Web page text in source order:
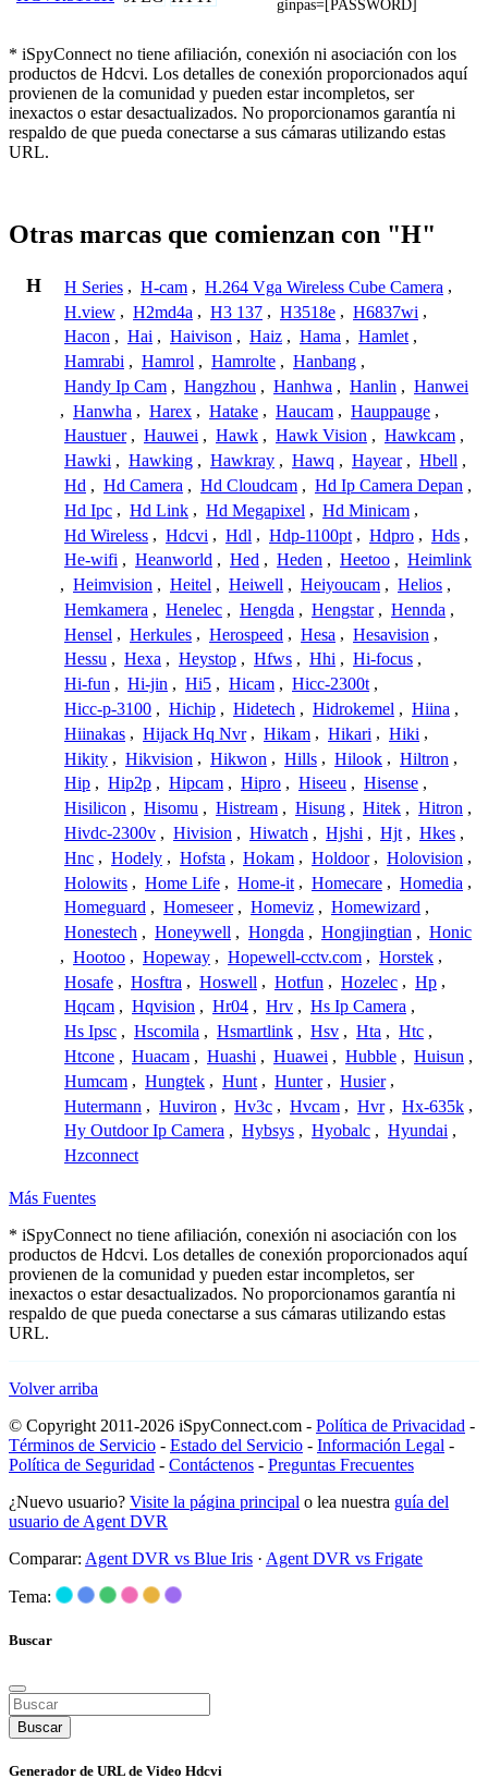
ginpas=[PASSWORD]
* iSpyConnect no tiene afiliación, conexión ni asociación con los
productos de Hdcvi. Los detalles de conexión proporcionados aquí
provienen de la comunidad y pueden estar incompletos, ser
inexactos o estar desactualizados. No proporcionamos garantía ni
respaldo de que pueda conectarse a sus cámaras utilizando estas
URL.
Otras marcas que comienzan con "H"
H H Series , H-cam , H.264 Vga Wireless Cube Camera ,
H.view , H2md4a , H3 137 , H3518e , H6837wi ,
Hacon , Hai , Haivison , Haiz , Hama , Hamlet ,
Hamrabi , Hamrol , Hamrolte , Hanbang ,
Handy Ip Cam , Hangzhou , Hanhwa , Hanlin , Hanwei
, Hanwha , Harex , Hatake , Haucam , Hauppauge ,
Haustuer , Hauwei , Hawk , Hawk Vision , Hawkcam ,
Hawki , Hawking , Hawkray , Hawq , Hayear , Hbell ,
Hd , Hd Camera , Hd Cloudcam , Hd Ip Camera Depan ,
Hd Ipc , Hd Link , Hd Megapixel , Hd Minicam ,
Hd Wireless , Hdcvi , Hdl , Hdp-1100pt , Hdpro , Hds ,
He-wifi , Heanworld , Hed , Heden , Heetoo , Heimlink
, Heimvision , Heitel , Heiwell , Heiyoucam , Helios ,
Hemkamera , Henelec , Hengda , Hengstar , Hennda ,
Hensel , Herkules , Herospeed , Hesa , Hesavision ,
Hessu , Hexa , Heystop , Hfws , Hhi , Hi-focus ,
Hi-fun , Hi-jin , Hi5 , Hicam , Hicc-2300t ,
Hicc-p-3100 , Hichip , Hidetech , Hidrokemel , Hiina ,
Hiinakas , Hijack Hq Nvr , Hikam , Hikari , Hiki ,
Hikity , Hikvision , Hikwon , Hills , Hilook , Hiltron ,
Hip , Hip2p , Hipcam , Hipro , Hiseeu , Hisense ,
Hisilicon , Hisomu , Histream , Hisung , Hitek , Hitron ,
Hivdc-2300v , Hivision , Hiwatch , Hjshi , Hjt , Hkes ,
Hnc , Hodely , Hofsta , Hokam , Holdoor , Holovision ,
Holowits , Home Life , Home-it , Homecare , Homedia ,
Homeguard , Homeseer , Homeviz , Homewizard ,
Honestech , Honeywell , Hongda , Hongjingtian , Honic
, Hootoo , Hopeway , Hopewell-cctv.com , Horstek ,
Hosafe , Hosftra , Hoswell , Hotfun , Hozelec , Hp ,
Hqcam , Hqvision , Hr04 , Hrv , Hs Ip Camera ,
Hs Ipsc , Hscomila , Hsmartlink , Hsv , Hta , Htc ,
Htcone , Huacam , Huashi , Huawei , Hubble , Huisun ,
Humcam , Hungtek , Hunt , Hunter , Husier ,
Hutermann , Huviron , Hv3c , Hvcam , Hvr , Hx-635k ,
Hy Outdoor Ip Camera , Hybsys , Hyobalc , Hyundai ,
Hzconnect
Más Fuentes
* iSpyConnect no tiene afiliación, conexión ni asociación con los
productos de Hdcvi. Los detalles de conexión proporcionados aquí
provienen de la comunidad y pueden estar incompletos, ser
inexactos o estar desactualizados. No proporcionamos garantía ni
respaldo de que pueda conectarse a sus cámaras utilizando estas
URL.
Volver arriba
© Copyright 2011-2026 iSpyConnect.com - Política de Privacidad -
Términos de Servicio - Estado del Servicio - Información Legal -
Política de Seguridad - Contáctenos - Preguntas Frecuentes
¿Nuevo usuario? Visite la página principal o lea nuestra guía del
usuario de Agent DVR
Comparar: Agent DVR vs Blue Iris · Agent DVR vs Frigate
Tema:
Buscar
Buscar
Generador de URL de Video Hdcvi